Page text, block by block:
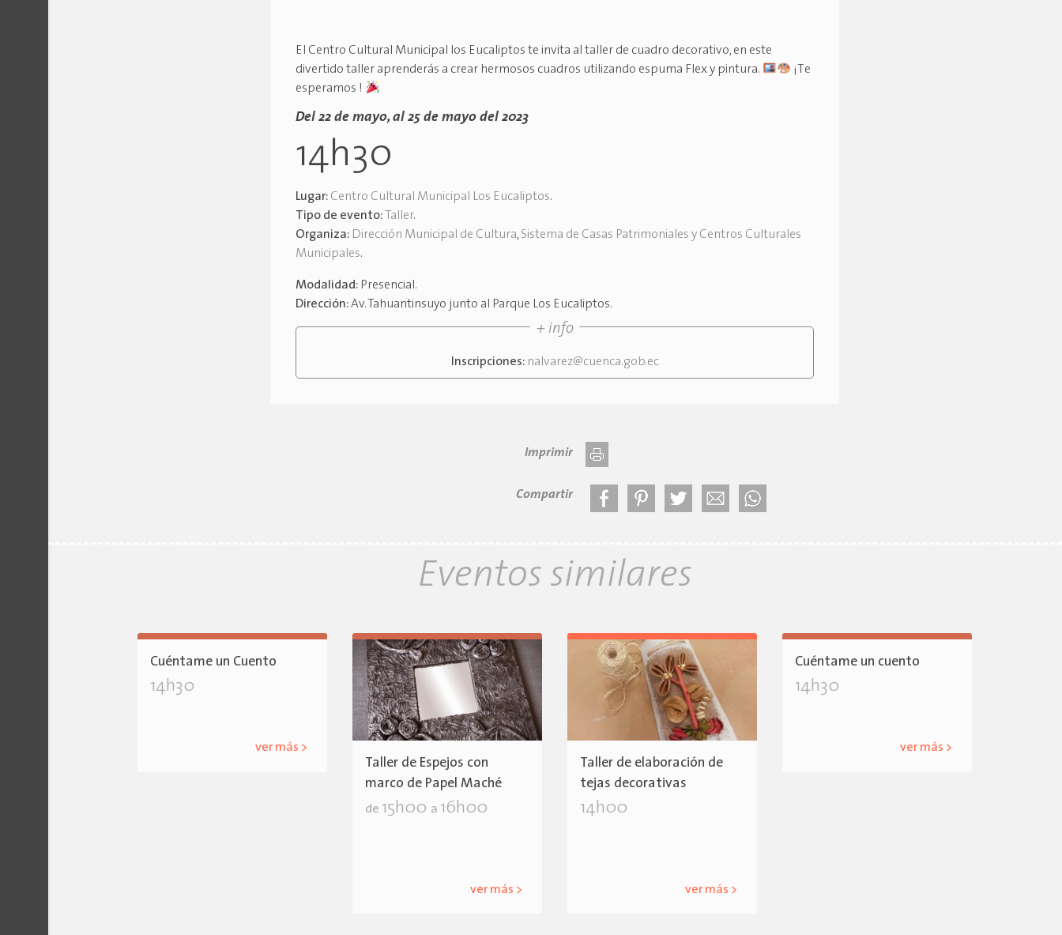
El Centro Cultural Municipal los Eucaliptos te invita al taller de cuadro decorativo, en este
divertido taller aprenderás a crear hermosos cuadros utilizando espuma Flex y pintura.
¡Te
esperamos !
Del 22 de mayo, al 25 de mayo del 2023
14h30
Lugar: Centro Cultural Municipal Los Eucaliptos.
Tipo de evento: Taller.
Organiza: Dirección Municipal de Cultura, Sistema de Casas Patrimoniales y Centros Culturales
Municipales.
Modalidad: Presencial.
Dirección:Av. Tahuantinsuyo junto al Parque Los Eucaliptos.
+ info
Inscripciones: nalvarez@cuenca.gob.ec
Imprimir
Compartir
Eventos similares
Cuéntame un Cuento
14h30
ver más >
Taller de Espejos con
marco de Papel Maché
de 15h00 a 16h00
ver más >
Taller de elaboración de
tejas decorativas
14h00
ver más >
Cuéntame un cuento
14h30
ver más >